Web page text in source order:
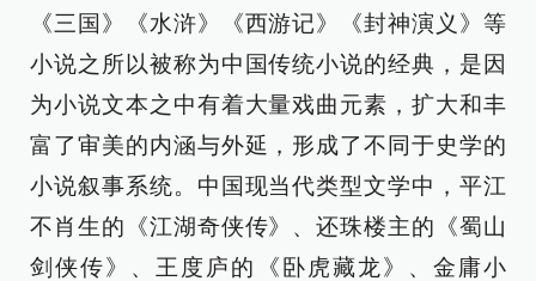
《三国》《水浒》《西游记》《封神演义》等
小说之所以被称为中国传统小说的经典，是因
为小说文本之中有着大量戏曲元素，扩大和丰
富了审美的内涵与外延，形成了不同于史学的
小说叙事系统。中国现当代类型文学中，平江
不肖生的《江湖奇侠传》、还珠楼主的《蜀山
剑侠传》、王度庐的《卧虎藏龙》、金庸小